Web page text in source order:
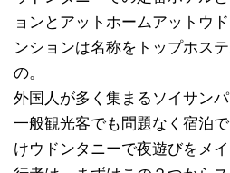
ョンとアットホームアットウ
ンションは名称をトップホス
の。
外国人が多く集まるソイサン
一般観光客でも問題なく宿泊
けウドンタニーで夜遊びをメ